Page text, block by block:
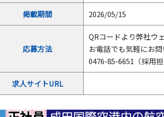
掲載期間 2026/05/15
応募方法
QRコードより弊社ウ
お電話でも気軽にお問
0476-85-6651（採用担
求人サイトURL